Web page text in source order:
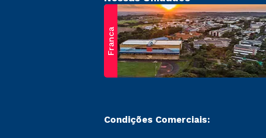
Franca
Condições Comerciais: